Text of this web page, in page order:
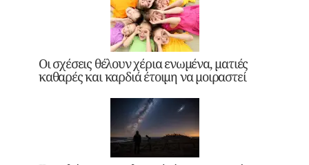
Οι σχέσεις θέλουν χέρια ενωμένα, ματιές
καθαρές και καρδιά έτοιμη να μοιραστεί